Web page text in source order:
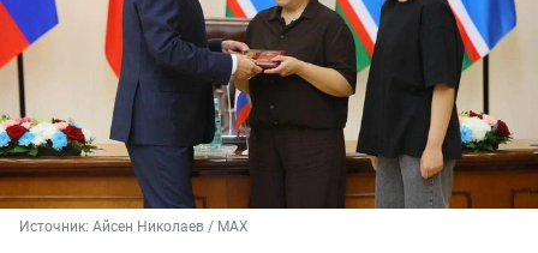
Источник: Айсен Николаев / МАХ